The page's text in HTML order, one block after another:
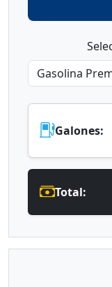
Galones:
Total: